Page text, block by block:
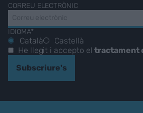
CORREU ELECTRÒNIC
IDIOMA*
Català
Castellà
He llegit i accepto eltractament
Subscriure's